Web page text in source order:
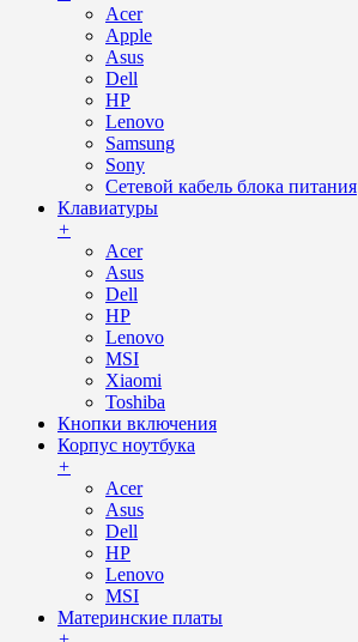
Acer
Apple
Asus
Dell
HP
Lenovo
Samsung
Sony
Сетевой кабель блока питания
Клавиатуры
+
Acer
Asus
Dell
HP
Lenovo
MSI
Xiaomi
Toshiba
Кнопки включения
Корпус ноутбука
+
Acer
Asus
Dell
HP
Lenovo
MSI
Материнские платы